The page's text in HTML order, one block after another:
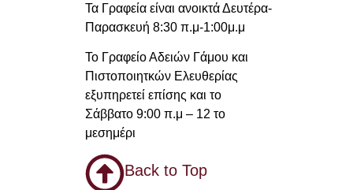
Τα Γραφεία είναι ανοικτά Δευτέρα-
Παρασκευή 8:30 π.μ-1:00μ.μ
Το Γραφείο Αδειών Γάμου και
Πιστοποιητκών Ελευθερίας
εξυπηρετεί επίσης και το
Σάββατο 9:00 π.μ – 12 το
μεσημέρι
Back to Top